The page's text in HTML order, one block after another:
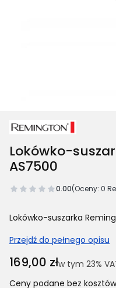
Lokówko-
AS7500
0.00(Oceny: 0
Lokówko-suszarka
Przejdź do pełnego opisu
Cena
169,00 złw tym 23%
w tym 23%
Ceny podane bez